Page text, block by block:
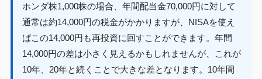
ホンダ株1,000株の場合、年間配当金70,000円に対して
通常は約14,000円の税金がかかりますが、NISAを使え
ばこの14,000円も再投資に回すことができます。年間
14,000円の差は小さく見えるかもしれませんが、これが
10年、20年と続くことで大きな差となります。10年間